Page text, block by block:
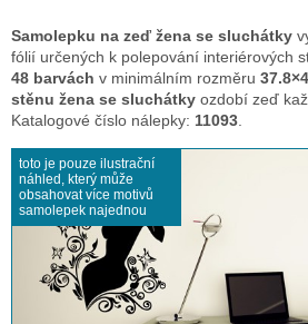
Samolepku na zeď žena se sluchátky
fólií určených k polepování interiérových
48 barvách v minimálním rozměru
stěnu žena se sluchátky ozdobí zeď
Katalogové číslo nálepky: 11093
toto je pouze ilustrační
náhled, který může
obsahovat více motivů
samolepek najednou